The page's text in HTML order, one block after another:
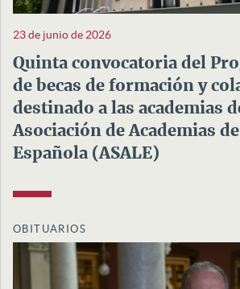
23 de junio de 2026
Quinta convocatoria del
de becas de formación y
destinado a las academias
Asociación de Academias
Española (ASALE)
OBITUARIOS